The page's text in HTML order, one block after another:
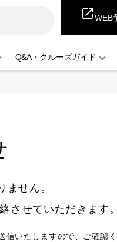
open_in_newWEB
Q&A・クルーズガイド
ません。
させていただきます。
いたしますので、ご確認く